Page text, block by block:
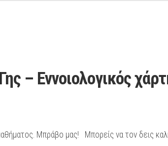
– Εννοιολογικός
Μπράβο μας! Μπορείς να τον δεις